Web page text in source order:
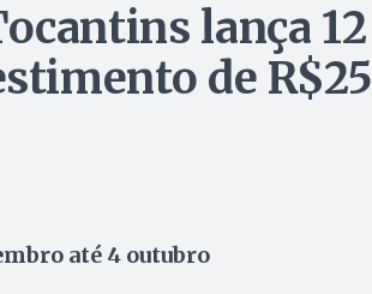
lança 12
de R$25
até 4 outubro